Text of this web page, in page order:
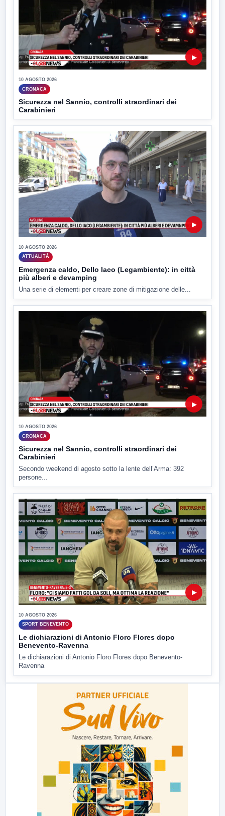
▶
10 AGOSTO 2026
CRONACA
Sicurezza nel Sannio, controlli straordinari dei
Carabinieri
▶
10 AGOSTO 2026
ATTUALITÀ
Emergenza caldo, Dello Iaco (Legambiente): in città
più alberi e devamping
Una serie di elementi per creare zone di mitigazione delle...
▶
10 AGOSTO 2026
CRONACA
Sicurezza nel Sannio, controlli straordinari dei
Carabinieri
Secondo weekend di agosto sotto la lente dell’Arma: 392
persone...
▶
10 AGOSTO 2026
SPORT BENEVENTO
Le dichiarazioni di Antonio Floro Flores dopo
Benevento-Ravenna
Le dichiarazioni di Antonio Floro Flores dopo Benevento-
Ravenna